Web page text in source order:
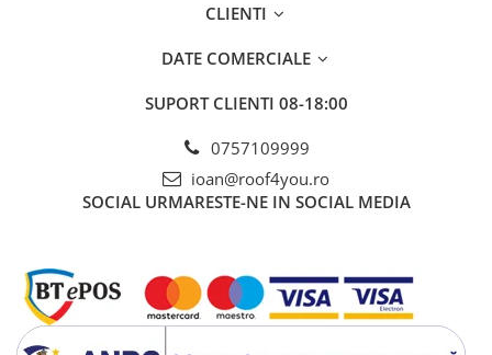
- Unelte pentru masurare si
- Unelte pentru fixare si prindere
- Piese de schimb
Unelte pentru prelucrarea
lemnului
Unelte pentru industria forestiera
CLIENTI
DATE COMERCIALE
SUPORT CLIENTI 08-18:00
0757109999
ioan@roof4you.ro
SOCIAL URMARESTE-NE IN SOCIAL MEDIA